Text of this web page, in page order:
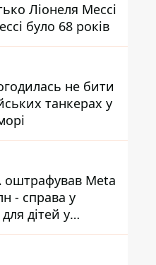
Ліонеля Мессі
було 68 років
не бити
танкерах у
Meta
- справа у
дітей у